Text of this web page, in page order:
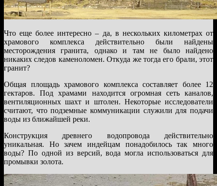
Что еще более интересно – да, в нескольких километрах от
храмового комплекса действительно были найдены
месторождения гранита, однако и там не было найдено
никаких следов каменоломен. Откуда же тогда его брали, этот
гранит?
Общая площадь храмового комплекса составляет более 12
гектаров. Под храмами находится огромная сеть каналов,
вентиляционных шахт и штолен. Некоторые исследователи
считают, что подземные коммуникации служили для подачи
воды из ближайшей реки.
Конструкция древнего водопровода действительно
уникальная. Но зачем индейцам понадобилось так много
воды? По одной из версий, вода могла использоваться для
промывки золота.